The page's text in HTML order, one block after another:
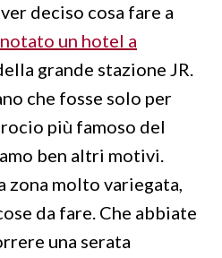
deciso cosa fare a
un hotel a
grande stazione JR.
che fosse solo per
più famoso del
ben altri motivi.
zona molto variegata,
da fare. Che abbiate
una serata